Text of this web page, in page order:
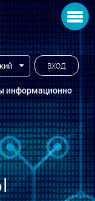
Toggle navigation
ВХОД
информационно